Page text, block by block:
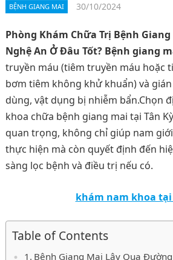
BỆNH GIANG MAI 30/10/2024
Phòng Khám Chữa Trị Bệnh Giang
Nghệ An Ở Đâu Tốt? Bệnh giang
truyền máu (tiêm truyền máu hoặc
bơm tiêm không khử khuẩn) và
dùng, vật dụng bị nhiễm bẩn.Chọn
khoa chữa bệnh giang mai tại Tân
quan trọng, không chỉ giúp nam
thực hiện mà còn quyết định đến
sàng lọc bệnh và điều trị nếu có.
khám nam khoa
Table of Contents
Bệnh Giang Mai Lây Qua